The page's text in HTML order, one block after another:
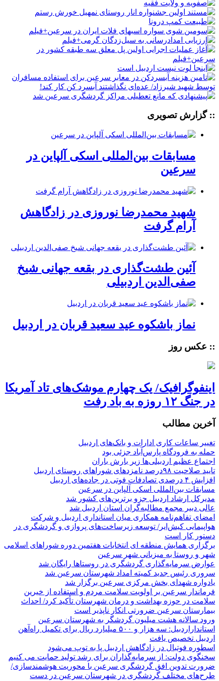
:: گزارش تصویری
مسابقات بین‌المللی اسکی آلپاین در
سرعین
شهید محمدرضا نوروزی در زادگاهش
آرام گرفت
آئین طشت‌گذاری در بقعه جهانی شیخ
صفی‌الدین اردبیلی
نماز باشکوه عید سعید قربان در اردبیل
:: عکس روز
اینفوگرافیک/ یک چهارم موشک‌های تاد آمریکا
در جنگ ۱۲ روزه به باد رفت
آخرین مطالب
تغییر ساعات کاری ادارات و بانک‌های اردبیل
حمله به فرودگاه پارس‌‌آباد جزئی بود
اجتماع عظیم اردبیلی‌ها زیر بارش باران
تایید صلاحیت ۹۸درصد نامزدهای شوراهای روستای اردبیل
افزایش ۴ درصدی تصادفات فوتی در جاده‌های اردبیل
مسابقات بین‌المللی اسکی آلپاین در سرعین
مدیرکل ارشاد اردبیل جزو برترین‌های کشور شد
عالی دبیر مجمع مطالبه‌گران استان اردبیل شد
امضای تفاهم‌نامه همکاری میان استانداری اردبیل و شرکت
هواپیمایی کیش‌ایر/ توسعه زیرساخت‌های پروازی و گردشگری در
دستور کار است
برگزاری همایش منطقه ای انتخابات هفتمین دوره شوراهای اسلامی
شهر و روستا به میزبانی شهر سرعین
عوارض سرمایه‌گذاری گردشگری در روستاها رایگان شد
سروری رئیس جدید کمیته امداد شهرستان سرعین شد
یادواره شهدای بخش مرکزی سرعین برگزار شد
فرماندار سرعین بر اولویت سلامت مردم و استفاده از خیرین
سلامت در حوزه بهداشت و درمان شهرستان تأکید کرد/ احداث
بیمارستان سرعین ضرورتی انکار ناپذیر است
ورود سالانه هشت میلیون گردشگر به شهرستان سرعین
استانداراردبیل: سه هزار و ۵۰۰ میلیارد ریال برای تکمیل راه‌آهن
اردبیل تخصیص یافت
اسطوره فوتبال در زادگاهش اردبیل پا به توپ می‌شود
سخنگوی دولت: از سرمایه‌گذاران برای رشد تولید حمایت می کنیم
ضرورت تدوین افق گردشگری سرعین با محوریت هوشمندسازی/
طرح‌های مختلف گردشگری در شهرستان سرعین در دست